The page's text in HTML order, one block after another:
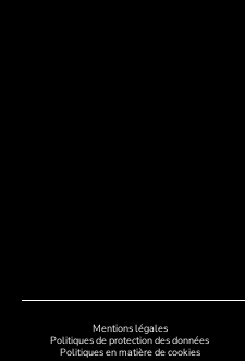
Mentions légales
Politiques de protection des données
Politiques en matière de cookies